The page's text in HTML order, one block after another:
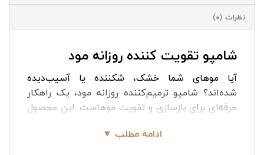
نظرات (0)
شامپو تقویت کننده روزانه مود
آیا موهای شما خشک، شکننده یا آسیب‌دیده
شده‌اند؟ شامپو ترمیم‌کننده روزانه مود، یک راهکار
حرفه‌ای برای بازسازی و تقویت موهاست. این محصول
فرمولاسیون خاص خود، به بازسازی تارهای آسیب‌دیده
ادامه مطلب ▼